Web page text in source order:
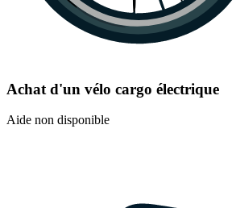
Achat d'un vélo cargo électrique
Aide non disponible